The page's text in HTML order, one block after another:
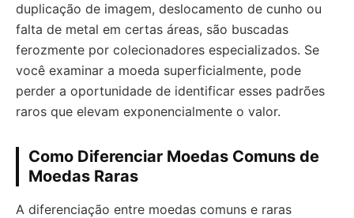
duplicação de imagem, deslocamento de cunho ou
falta de metal em certas áreas, são buscadas
ferozmente por colecionadores especializados. Se
você examinar a moeda superficialmente, pode
perder a oportunidade de identificar esses padrões
raros que elevam exponencialmente o valor.
Como Diferenciar Moedas Comuns de
Moedas Raras
A diferenciação entre moedas comuns e raras